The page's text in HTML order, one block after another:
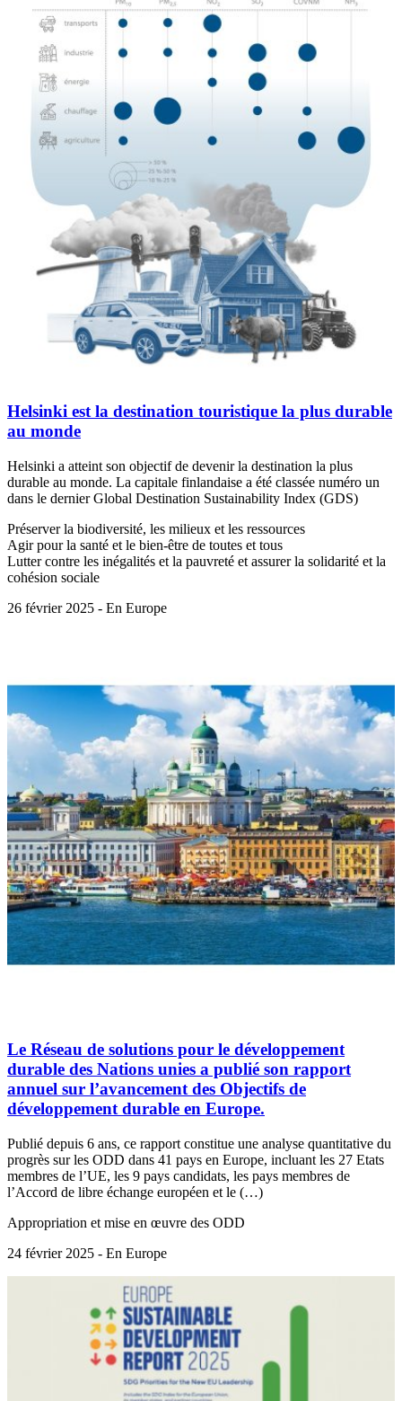
Helsinki est la destination touristique la plus durable
au monde
Helsinki a atteint son objectif de devenir la destination la plus
durable au monde. La capitale finlandaise a été classée numéro un
dans le dernier Global Destination Sustainability Index (GDS)
Préserver la biodiversité, les milieux et les ressources
Agir pour la santé et le bien-être de toutes et tous
Lutter contre les inégalités et la pauvreté et assurer la solidarité et la
cohésion sociale
26 février 2025 - En Europe
Le Réseau de solutions pour le développement
durable des Nations unies a publié son rapport
annuel sur l’avancement des Objectifs de
développement durable en Europe.
Publié depuis 6 ans, ce rapport constitue une analyse quantitative du
progrès sur les ODD dans 41 pays en Europe, incluant les 27 Etats
membres de l’UE, les 9 pays candidats, les pays membres de
l’Accord de libre échange européen et le (…)
Appropriation et mise en œuvre des ODD
24 février 2025 - En Europe